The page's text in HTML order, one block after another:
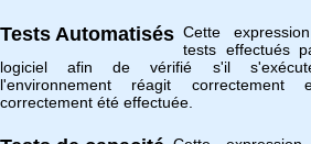
Tests Automatisés Cette
tests effectués
logiciel afin de vérifié s'il
l'environnement réagit
correctement été effectuée.